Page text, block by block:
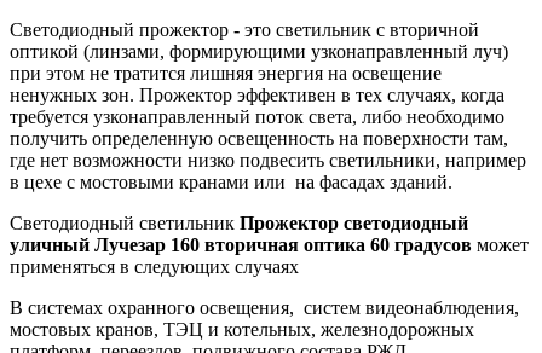
Светодиодный прожектор - это светильник с вторичной
оптикой (линзами, формирующими узконаправленный луч)
при этом не тратится лишняя энергия на освещение
ненужных зон. Прожектор эффективен в тех случаях, когда
требуется узконаправленный поток света, либо необходимо
получить определенную освещенность на поверхности там,
где нет возможности низко подвесить светильники, например
в цехе с мостовыми кранами или на фасадах зданий.
Светодиодный светильник Прожектор светодиодный
уличный Лучезар 160 вторичная оптика 60 градусов может
применяться в следующих случаях
В системах охранного освещения, систем видеонаблюдения,
мостовых кранов, ТЭЦ и котельных, железнодорожных